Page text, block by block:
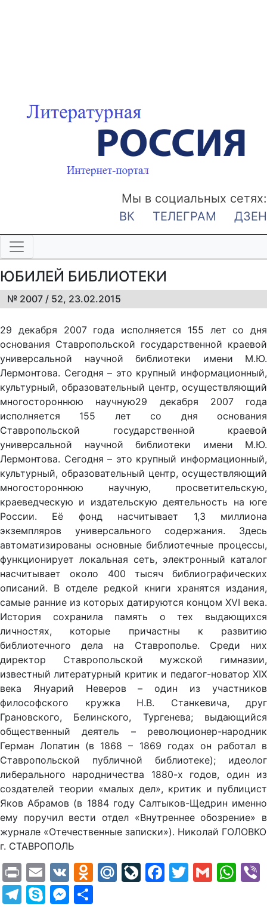
Мы в социальных сетях:
ВК
ТЕЛЕГРАМ ДЗЕН
ЮБИЛЕЙ БИБЛИОТЕКИ
№ 2007 / 52, 23.02.2015
29 декабря 2007 года исполняется 155 лет со дня
основания Ставропольской государственной краевой
универсальной научной библиотеки имени М.Ю.
Лермонтова. Сегодня – это крупный информационный,
культурный, образовательный центр, осуществляющий
многостороннюю научную29 декабря 2007 года
исполняется 155 лет со дня основания
Ставропольской государственной краевой
универсальной научной библиотеки имени М.Ю.
Лермонтова. Сегодня – это крупный информационный,
культурный, образовательный центр, осуществляющий
многостороннюю научную, просветительскую,
краеведческую и издательскую деятельность на юге
России. Её фонд насчитывает 1,3 миллиона
экземпляров универсального содержания. Здесь
автоматизированы основные библиотечные процессы,
функционирует локальная сеть, электронный каталог
насчитывает около 400 тысяч библиографических
описаний. В отделе редкой книги хранятся издания,
самые ранние из которых датируются концом XVI века.
История сохранила память о тех выдающихся
личностях, которые причастны к развитию
библиотечного дела на Ставрополье. Среди них
директор Ставропольской мужской гимназии,
известный литературный критик и педагог-новатор XIX
века Януарий Неверов – один из участников
философского кружка Н.В. Станкевича, друг
Грановского, Белинского, Тургенева; выдающийся
общественный деятель – революционер-народник
Герман Лопатин (в 1868 – 1869 годах он работал в
Ставропольской публичной библиотеке); идеолог
либерального народничества 1880-х годов, один из
создателей теории «малых дел», критик и публицист
Яков Абрамов (в 1884 году Салтыков-Щедрин именно
ему поручил вести отдел «Внутреннее обозрение» в
журнале «Отечественные записки»). Николай ГОЛОВКО
г. СТАВРОПОЛЬ
PrintEmail
VK Odnoklassniki
Mail.Ru
LiveJournal
Facebook
Twitter
Gmail
Telegram
SkypeMessenger